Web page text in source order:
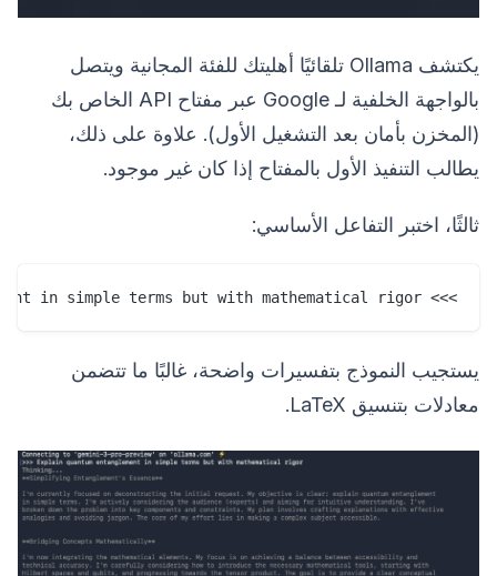
يكتشف Ollama تلقائيًا أهليتك للفئة المجانية ويتصل
بالواجهة الخلفية لـ Google عبر مفتاح API الخاص بك
(المخزن بأمان بعد التشغيل الأول). علاوة على ذلك،
يطالب التنفيذ الأول بالمفتاح إذا كان غير موجود.
ثالثًا، اختبر التفاعل الأساسي:
>>> Explain quantum entanglement in simple terms but with mathematical rigor.
يستجيب النموذج بتفسيرات واضحة، غالبًا ما تتضمن
معادلات بتنسيق LaTeX.